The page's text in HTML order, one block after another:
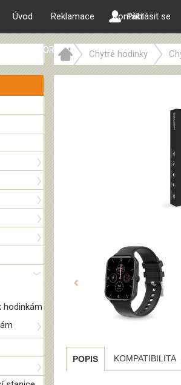
Úvod Reklamace Kontakt
ALIGATOR web
Přihlásit se
hodinkám
Chytré hodinky
‹
POPIS KOMPATIBILITA